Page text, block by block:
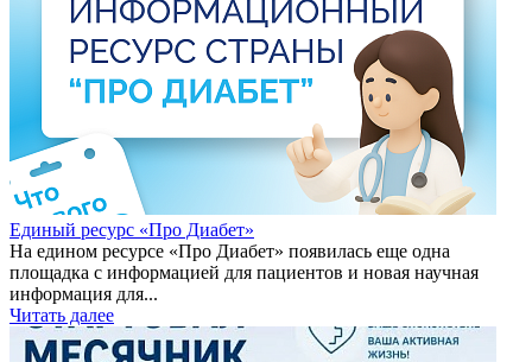
Единый ресурс «Про Диабет»
На едином ресурсе «Про Диабет» появилась еще одна
площадка с информацией для пациентов и новая научная
информация для...
Читать далее